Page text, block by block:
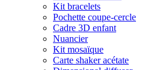
Kit bracelets
Pochette coupe-cercle
Cadre 3D enfant
Nuancier
Kit mosaïque
Carte shaker acétate